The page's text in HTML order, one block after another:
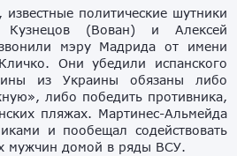
политические шутники
Кузнецов (Вован) и Алексей
мэру Мадрида от имени
Они убедили испанского
из Украины обязаны либо
либо победить противника,
пляжах. Мартинес-Альмейда
и пообещал содействовать
мужчин домой в ряды ВСУ.